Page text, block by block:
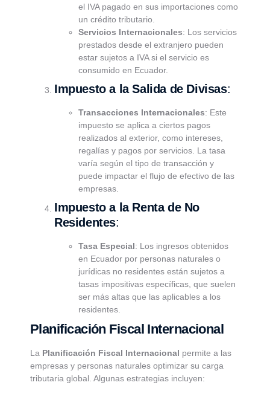
el IVA pagado en sus importaciones como
un crédito tributario.
Servicios Internacionales: Los servicios
prestados desde el extranjero pueden
estar sujetos a IVA si el servicio es
consumido en Ecuador.
Impuesto a la Salida de Divisas:
Transacciones Internacionales: Este
impuesto se aplica a ciertos pagos
realizados al exterior, como intereses,
regalías y pagos por servicios. La tasa
varía según el tipo de transacción y
puede impactar el flujo de efectivo de las
empresas.
Impuesto a la Renta de No
Residentes:
Tasa Especial: Los ingresos obtenidos
en Ecuador por personas naturales o
jurídicas no residentes están sujetos a
tasas impositivas específicas, que suelen
ser más altas que las aplicables a los
residentes.
Planificación Fiscal Internacional
La Planificación Fiscal Internacional permite a las
empresas y personas naturales optimizar su carga
tributaria global. Algunas estrategias incluyen: